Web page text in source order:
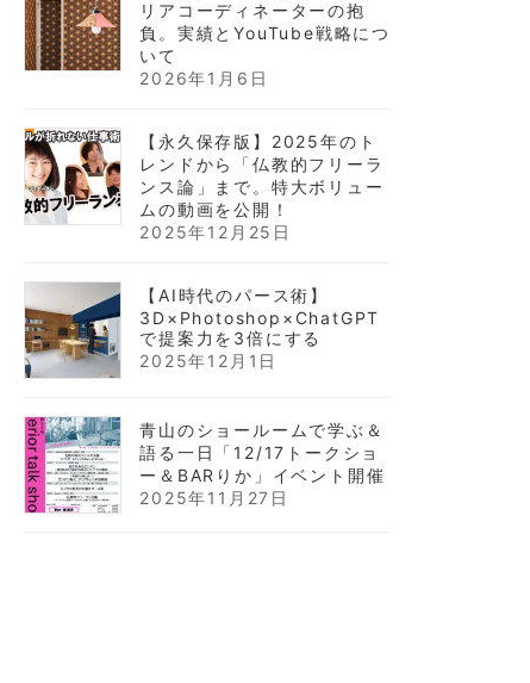
リアコーディネーターの抱
負。実績とYouTube戦略につ
いて
2026年1月6日
【永久保存版】2025年のト
レンドから「仏教的フリーラ
ンス論」まで。特大ボリュー
ムの動画を公開！
2025年12月25日
【AI時代のパース術】
3D×Photoshop×ChatGPT
で提案力を3倍にする
2025年12月1日
青山のショールームで学ぶ＆
語る一日「12/17トークショ
ー＆BARりか」イベント開催
2025年11月27日